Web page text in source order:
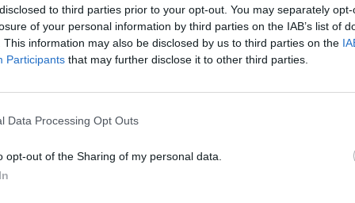
to third parties prior to your opt-out. You may separately
of your personal information by third parties on the IAB’s list of
This information may also be disclosed by us to third parties on the
Participants that may further disclose it to other third parties.
Data Processing Opt Outs
opt-out of the Sharing of my personal data.
(112 ή 166) όταν:
για περισσότερα από πέντε (5) λεπτά.